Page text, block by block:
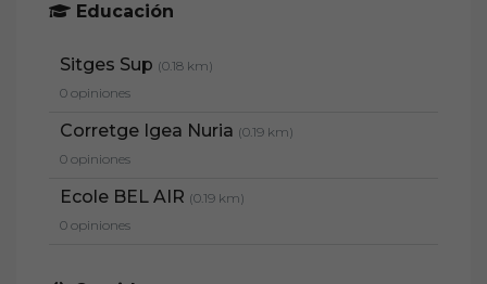
Educación
Sitges Sup (0.18 km)
0 opiniones
Corretge Igea Nuria (0.19 km)
0 opiniones
Ecole BEL AIR (0.19 km)
0 opiniones